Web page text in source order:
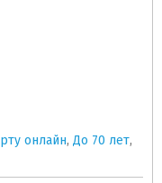
онлайн, До 70 лет,